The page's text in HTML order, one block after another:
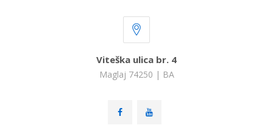
Viteška ulica br. 4
Maglaj 74250 | BA